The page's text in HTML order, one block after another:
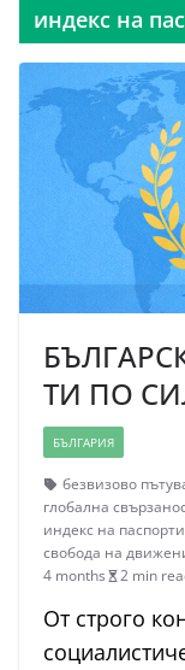
индекс на
ТИ ПО
БЪЛГАРИЯ
безвизово
глобална
индекс на
свобода на
4 months
2 min
От строго